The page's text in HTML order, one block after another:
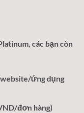
các bạn còn
website/ứng dụng
đơn hàng)